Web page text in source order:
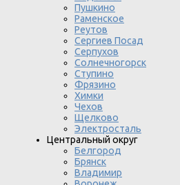
Пушкино
Раменское
Реутов
Сергиев Посад
Серпухов
Солнечногорск
Ступино
Фрязино
Химки
Чехов
Щелково
Электросталь
Центральный округ
Белгород
Брянск
Владимир